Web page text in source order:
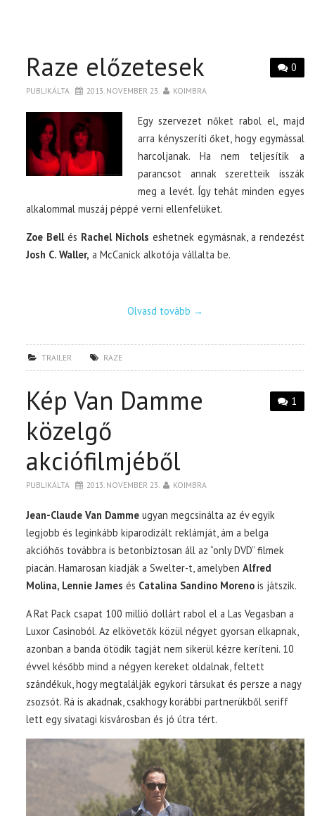
0
Raze előzetesek
PUBLIKÁLTA 2013. NOVEMBER 23. KOIMBRA
Egy szervezet nőket rabol el, majd
arra kényszeríti őket, hogy egymással
harcoljanak. Ha nem teljesítik a
parancsot annak szeretteik isszák
meg a levét. Így tehát minden egyes
alkalommal muszáj péppé verni ellenfelüket.
Zoe Bellés Rachel Nichols eshetnek egymásnak, a rendezést
Josh C. Waller, a McCanick alkotója vállalta be.
Olvasd tovább →
TRAILER RAZE
1
Kép Van Damme
közelgő
akciófilmjéből
PUBLIKÁLTA 2013. NOVEMBER 23. KOIMBRA
Jean-Claude Van Damme ugyan megcsinálta az év egyik
legjobb és leginkább kiparodizált reklámját, ám a belga
akcióhős továbbra is betonbiztosan áll az “only DVD” filmek
piacán. Hamarosan kiadják a Swelter-t, amelybenAlfred
Molina, Lennie James és Catalina Sandino Moreno is játszik.
A Rat Pack csapat 100 millió dollárt rabol el a Las Vegasban a
Luxor Casinoból. Az elkövetők közül négyet gyorsan elkapnak,
azonban a banda ötödik tagját nem sikerül kézre keríteni. 10
évvel később mind a négyen kereket oldalnak, feltett
szándékuk, hogy megtalálják egykori társukat és persze a nagy
zsozsót. Rá is akadnak, csakhogy korábbi partnerükből seriff
lett egy sivatagi kisvárosban és jó útra tért.